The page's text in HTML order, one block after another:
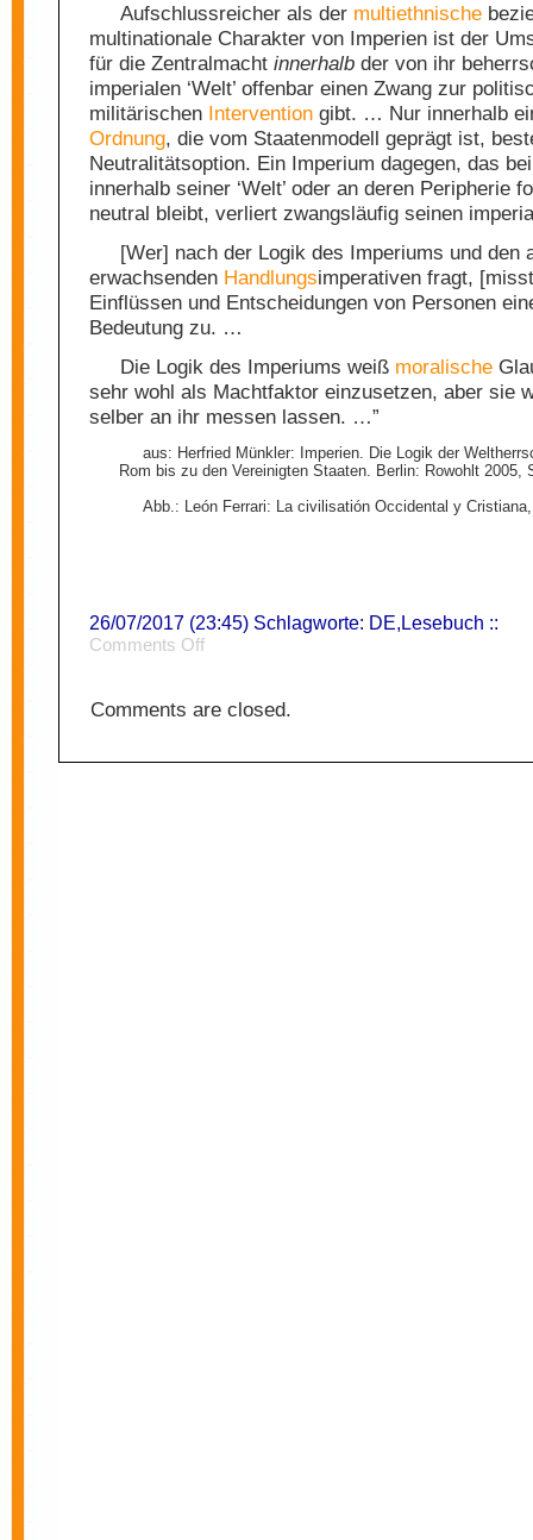
Aufschlussreicher als der multiethnische
multinationale Charakter von Imperien ist der
für die Zentralmacht innerhalb der von ihr
imperialen ‘Welt’ offenbar einen Zwang zur
militärischen Intervention gibt. … Nur innerhalb
Ordnung, die vom Staatenmodell geprägt ist,
Neutralitätsoption. Ein Imperium dagegen, das
innerhalb seiner ‘Welt’ oder an deren Peripherie
neutral bleibt, verliert zwangsläufig seinen
[Wer] nach der Logik des Imperiums und den
erwachsenden Handlungsimperativen fragt,
Einflüssen und Entscheidungen von Personen
Bedeutung zu. …
Die Logik des Imperiums weiß moralische
sehr wohl als Machtfaktor einzusetzen, aber sie
selber an ihr messen lassen. …”
aus: Herfried Münkler: Imperien. Die Logik der
Rom bis zu den Vereinigten Staaten. Berlin: Rowohlt 2005,
Abb.: León Ferrari: La civilisatión Occidental y
26/07/2017 (23:45) Schlagworte: DE,Lesebuch ::
Comments Offon
Comments are closed.